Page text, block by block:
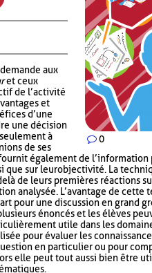
0
demande aux
et ceux
de l’activité
et
d’une
une décision
à
de ses
également de
que sur leur objectivité. La
de leurs premières réactions
analysée. L’avantage de cette
pour une discussion en grand
énoncés et les élèves
utile dans les
pour évaluer les
en particulier ou pour
elle peut tout aussi bien être